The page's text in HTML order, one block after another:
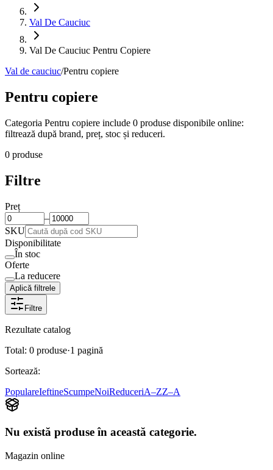
Val De Cauciuc
Val De Cauciuc Pentru Copiere
Val de cauciuc/Pentru copiere
Pentru copiere
Categoria Pentru copiere include 0 produse disponibile online:
filtrează după brand, preț, stoc și reduceri.
0 produse
Filtre
Preț
–
SKU
Disponibilitate
În stoc
Oferte
La reducere
Aplică filtrele
Filtre
Rezultate catalog
Total: 0 produse·1 pagină
Sortează:
PopulareIeftineScumpeNoiReduceriA–ZZ–A
Nu există produse în această categorie.
Magazin online